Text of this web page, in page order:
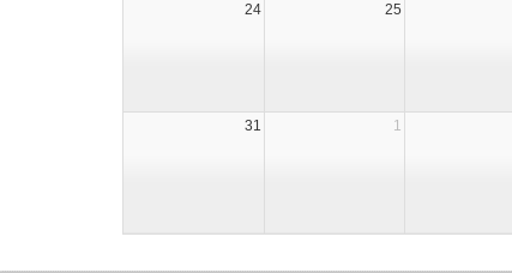
24 25
31 1